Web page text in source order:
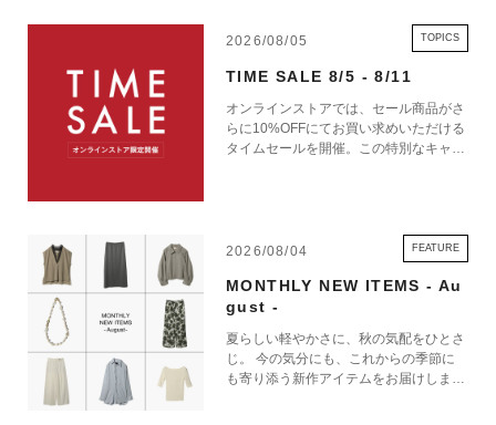
2026/08/05 TOPICS
TIME SALE 8/5 - 8/11
オンラインストアでは、セール商品がさ
らに10%OFFにてお買い求めいただける
タイムセールを開催。この特別なキャン
2026/08/04 FEATURE
MONTHLY NEW ITEMS - Au
gust -
夏らしい軽やかさに、秋の気配をひとさ
じ。 今の気分にも、これからの季節に
も寄り添う新作アイテムをお届けしま